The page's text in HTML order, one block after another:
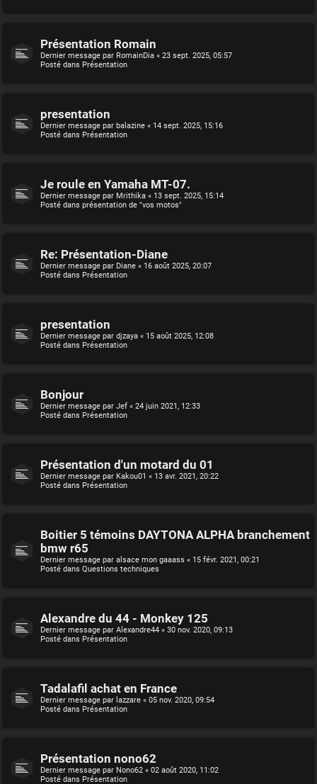
Présentation Romain
Dernier message par RomainDia « 23 sept. 2025, 05:57
Posté dans Présentation
presentation
Dernier message par balazine « 14 sept. 2025, 15:16
Posté dans Présentation
Je roule en Yamaha MT-07.
Dernier message par Mrithika « 13 sept. 2025, 15:14
Posté dans présentation de "vos motos"
Re: Présentation-Diane
Dernier message par Diane « 16 août 2025, 20:07
Posté dans Présentation
presentation
Dernier message par djzaya « 15 août 2025, 12:08
Posté dans Présentation
Bonjour
Dernier message par Jef « 24 juin 2021, 12:33
Posté dans Présentation
Présentation d'un motard du 01
Dernier message par Kakou01 « 13 avr. 2021, 20:22
Posté dans Présentation
Boitier 5 témoins DAYTONA ALPHA branchement
bmw r65
Dernier message par alsace mon gaaass « 15 févr. 2021, 00:21
Posté dans Questions techniques
Alexandre du 44 - Monkey 125
Dernier message par Alexandre44 « 30 nov. 2020, 09:13
Posté dans Présentation
Tadalafil achat en France
Dernier message par lazzare « 05 nov. 2020, 09:54
Posté dans Présentation
Présentation nono62
Dernier message par Nono62 « 02 août 2020, 11:02
Posté dans Présentation